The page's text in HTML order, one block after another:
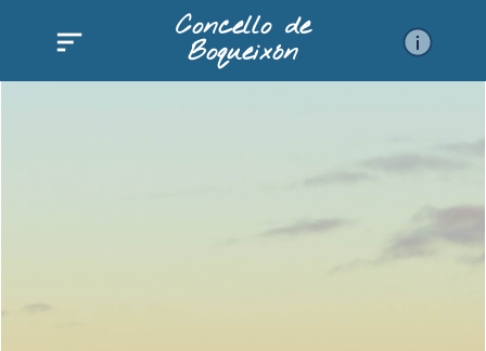
Concello de
Boqueixón